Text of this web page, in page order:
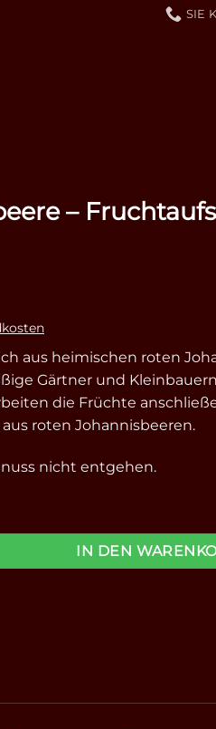
SIE
–
aus heimischen roten
Gärtner und
die Früchte
roten Johannisbeeren.
nicht entgehen.
200g Menge
IN DEN